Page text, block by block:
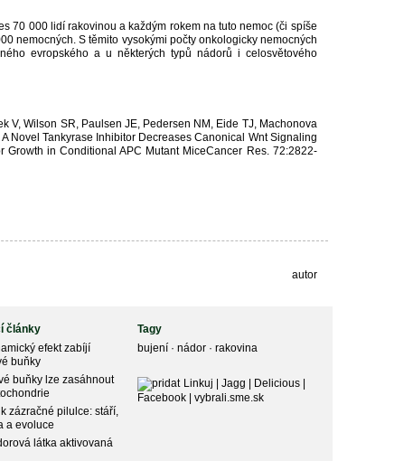
70 000 lidí rakovinou a každým rokem na tuto nemoc (či spíše
nemocných. S těmito vysokými počty onkologicky nemocných
evropského a u některých typů nádorů i celosvětového
V, Wilson SR, Paulsen JE, Pedersen NM, Eide TJ, Machonova
Novel Tankyrase Inhibitor Decreases Canonical Wnt Signaling
in Conditional APC Mutant MiceCancer Res. 72:2822-
autor
články
efekt zabíjí
buňky
buňky lze zasáhnout
zázračné pilulce: stáří,
a evoluce
látka aktivovaná
Tagy
bujení ·nádor ·rakovina
Linkuj Jagg Delicious|
Facebook |vybrali.sme.sk